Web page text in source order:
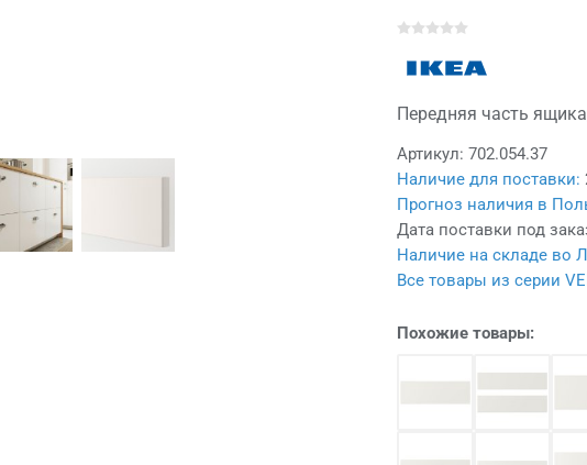
Передняя часть
Артикул: 702.054.37
Наличие для поставки:
Прогноз наличия в
Дата поставки под
Наличие на складе во
Все товары из серии
Похожие товары: